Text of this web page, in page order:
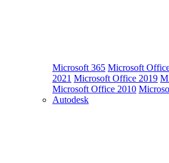
Microsoft 365 Microsoft
2021 Microsoft Office 2019
Microsoft Office 2010
Autodesk